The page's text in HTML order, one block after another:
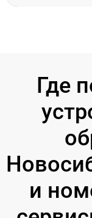
Где
и